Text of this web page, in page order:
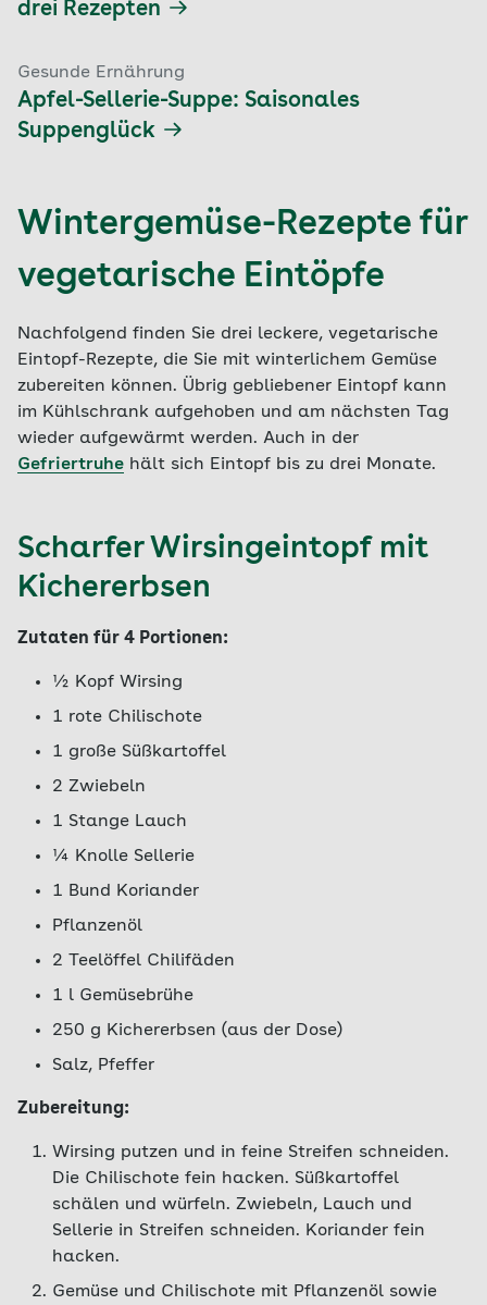
drei Rezepten
Gesunde Ernährung
Apfel-Sellerie-Suppe: Saisonales
Suppenglück
Wintergemüse-Rezepte für
vegetarische Eintöpfe
Nachfolgend finden Sie drei leckere, vegetarische
Eintopf-Rezepte, die Sie mit winterlichem Gemüse
zubereiten können. Übrig gebliebener Eintopf kann
im Kühlschrank aufgehoben und am nächsten Tag
wieder aufgewärmt werden. Auch in der
Gefriertruhe hält sich Eintopf bis zu drei Monate.
Scharfer Wirsingeintopf mit
Kichererbsen
Zutaten für 4 Portionen:
½ Kopf Wirsing
1 rote Chilischote
1 große Süßkartoffel
2 Zwiebeln
1 Stange Lauch
¼ Knolle Sellerie
1 Bund Koriander
Pflanzenöl
2 Teelöffel Chilifäden
1 l Gemüsebrühe
250 g Kichererbsen (aus der Dose)
Salz, Pfeffer
Zubereitung:
Wirsing putzen und in feine Streifen schneiden.
Die Chilischote fein hacken. Süßkartoffel
schälen und würfeln. Zwiebeln, Lauch und
Sellerie in Streifen schneiden. Koriander fein
hacken.
Gemüse und Chilischote mit Pflanzenöl sowie